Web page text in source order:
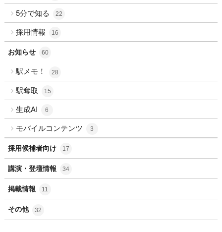
5分で知る 22
採用情報 16
お知らせ 60
駅メモ！ 28
駅奪取 15
生成AI 6
モバイルコンテンツ 3
採用候補者向け 17
講演・登壇情報 34
掲載情報 11
その他 32